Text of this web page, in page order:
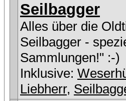
Seilbagger
Alles über die
Seilbagger -
Sammlungen!" :-)
Inklusive:
Liebherr,